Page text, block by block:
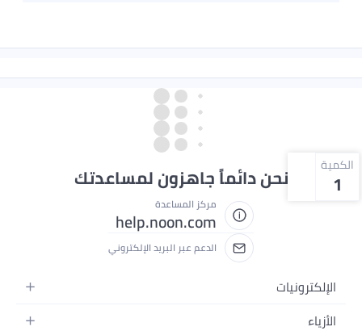
الكمية
1 نحن دائماً جاهزون لمساعدتك
مركز المساعدة
help.noon.com
الدعم عبر البريد الإلكتروني
الإلكترونيات
الجوالات
الأزياء